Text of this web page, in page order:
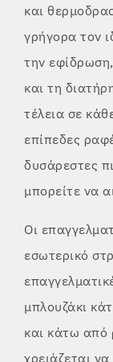
και
γρήγορα τον
την
και τη
τέλεια σε
επίπεδες
δυσάρεστες
μπορείτε να
Οι
εσωτερικό
μπλουζάκι
και κάτω από
χρειάζεται